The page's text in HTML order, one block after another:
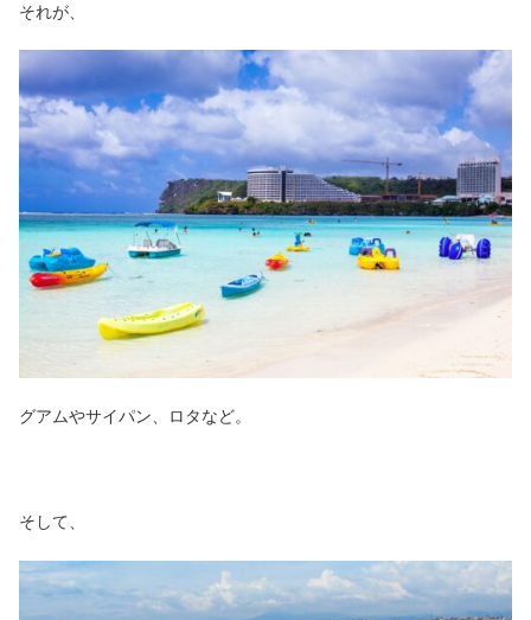
それが、
グアムやサイパン、ロタなど。
そして、